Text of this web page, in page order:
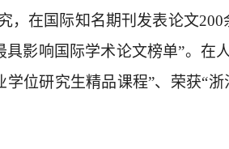
，在国际知名期刊发表论文
影响国际学术论文榜单”。在
位研究生精品课程”、荣获“